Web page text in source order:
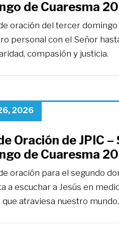
de Cuaresma
oración del tercer
personal con el Señor
compasión y justicia.
2026
Oración de JPIC
de Cuaresma
oración para el segundo
a escuchar a Jesús en
atraviesa nuestro mundo.